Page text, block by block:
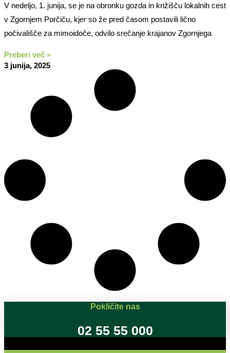
V nedeljo, 1. junija, se je na obronku gozda in križišču lokalnih cest
v Zgornjem Porčiču, kjer so že pred časom postavili lično
počivališče za mimoidoče, odvilo srečanje krajanov Zgornjega
Preberi več »
3 junija, 2025
Pokličite nas
02 55 55 000